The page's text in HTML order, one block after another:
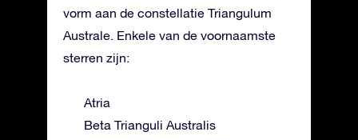
vorm aan de constellatie Triangulum
Australe. Enkele van de voornaamste
sterren zijn:
Atria
Beta Trianguli Australis